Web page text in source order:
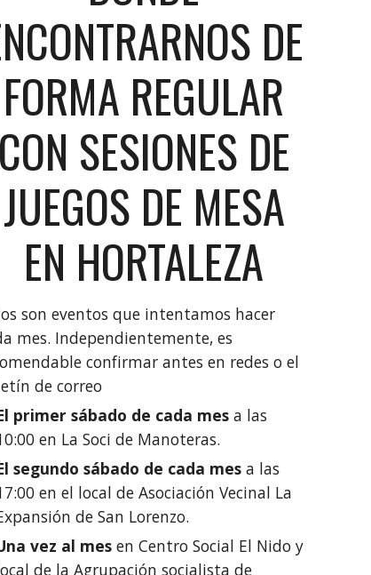
DE
FORMA REGULAR
CON SESIONES DE
JUEGOS DE MESA
EN HORTALEZA
son eventos que intentamos hacer
mes. Independientemente, es
confirmar antes en redes o el
de correo
primer sábado de cada mes a las
en La Soci de Manoteras.
segundo sábado de cada mesa las
en el local de Asociación Vecinal La
de San Lorenzo.
vez al mesen Centro Social El Nido y
de la Agrupación socialista de